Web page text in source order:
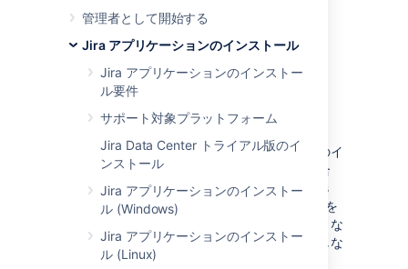
管理者として開始する
Jira アプリケーションのインストール
Jira アプリケーションのインストー
ル要件
サポート対象プラットフォーム
Jira Data Center トライアル版のイ
ンストール
Jira アプリケーションのインストー
ル (Windows)
Jira アプリケーションのインストー
ル (Linux)
Jira Data Center を
Kubernetes クラス
タで実行する
オンプレミス型の環境を運用していて、最新のイ
ンフラストラクチャ
の採用を検討している場合
は、Atlassian Data Center 製品を Kubernetes
クラスターにデプロイできます。Kubernetes を
活用することで、組織の規制要件を損なうことな
く、大規模な管理エクスペリエンスを簡素化しな
がら、チーム間の俊敏性を高めることができま